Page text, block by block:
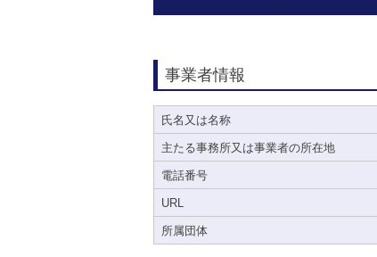
事業者情報
氏名又は名称
主たる事務所又は事業者の所在地
電話番号
URL
所属団体